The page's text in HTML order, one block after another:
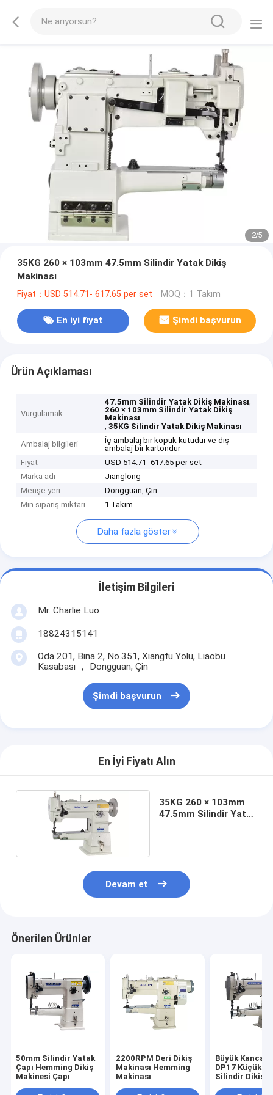
2/5
35KG 260 × 103mm 47.5mm Silindir Yatak Dikiş
Makinası
Fiyat：USD 514.71- 617.65 per set MOQ：1 Takım
En iyi fiyat Şimdi başvurun
Ürün Açıklaması
Vurgulamak
47.5mm Silindir Yatak Dikiş Makinası,
260 × 103mm Silindir Yatak Dikiş
Makinası
,35KG Silindir Yatak Dikiş Makinası
Ambalaj bilgileri
İç ambalaj bir köpük kutudur ve dış
ambalaj bir kartondur
Fiyat
USD 514.71- 617.65 per set
Marka adı
Jianglong
Menşe yeri
Dongguan, Çin
Min sipariş miktarı
1 Takım
Daha fazla göster
İletişim Bilgileri
Mr. Charlie Luo
18824315141
Oda 201, Bina 2, No.351, Xiangfu Yolu, Liaobu
Kasabası ， Dongguan, Çin
Şimdi başvurun
En İyi Fiyatı Alın
35KG 260 × 103mm
47.5mm Silindir Yatak
Devam et
Önerilen Ürünler
50mm Silindir Yatak
Çapı Hemming Dikiş
Makinesi Çapı
2200RPM Deri Dikiş
Makinası Hemming
Makinası
Büyük Kanca
DP17 Küçük
Silindir Dikiş